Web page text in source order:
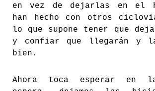
en vez de dejarlas en el
han hecho con otros
lo que supone tener que
y confiar que llegarán y
bien.
Ahora toca esperar en